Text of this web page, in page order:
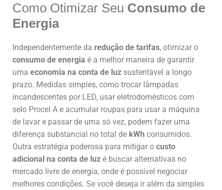
Como Otimizar Seu Consumo de
Energia
Independentemente da redução de tarifas, otimizar o
consumo de energia é a melhor maneira de garantir
uma economia na conta de luz sustentável a longo
prazo. Medidas simples, como trocar lâmpadas
incandescentes por LED, usar eletrodomésticos com
selo Procel A e acumular roupas para usar a máquina
de lavar e passar de uma só vez, podem fazer uma
diferença substancial no total de kWh consumidos.
Outra estratégia poderosa para mitigar o custo
adicional na conta de luz é buscar alternativas no
mercado livre de energia, onde é possível negociar
melhores condições. Se você deseja ir além da simples